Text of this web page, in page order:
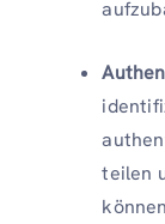
teilen